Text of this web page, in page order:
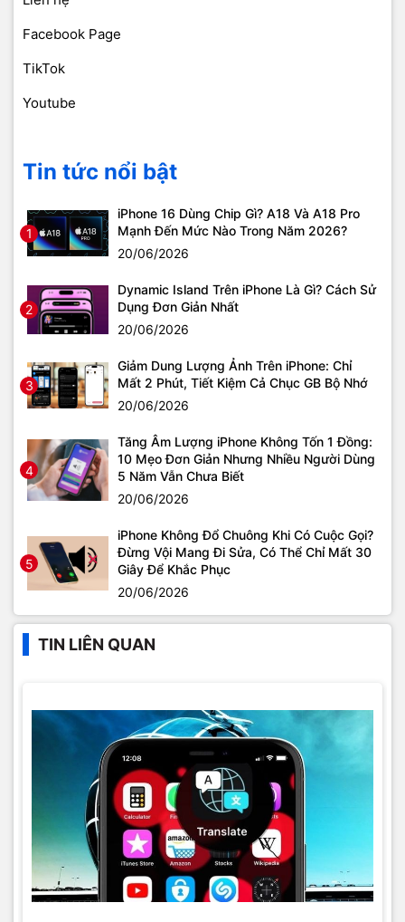
Facebook Page
TikTok
Youtube
Tin tức nổi bật
1
iPhone 16 Dùng Chip Gì? A18 Và A18 Pro
Mạnh Đến Mức Nào Trong Năm 2026?
20/06/2026
2
Dynamic Island Trên iPhone Là Gì? Cách Sử
Dụng Đơn Giản Nhất
20/06/2026
3
Giảm Dung Lượng Ảnh Trên iPhone: Chỉ
Mất 2 Phút, Tiết Kiệm Cả Chục GB Bộ Nhớ
20/06/2026
4
Tăng Âm Lượng iPhone Không Tốn 1 Đồng:
10 Mẹo Đơn Giản Nhưng Nhiều Người Dùng
5 Năm Vẫn Chưa Biết
20/06/2026
5
iPhone Không Đổ Chuông Khi Có Cuộc Gọi?
Đừng Vội Mang Đi Sửa, Có Thể Chỉ Mất 30
Giây Để Khắc Phục
20/06/2026
TIN LIÊN QUAN